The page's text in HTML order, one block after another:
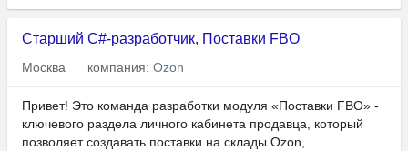
Старший C#-разработчик, Поставки FBO
Москва компания: Ozon
Привет! Это команда разработки модуля «Поставки FBO» -
ключевого раздела личного кабинета продавца, который
позволяет создавать поставки на склады Ozon,